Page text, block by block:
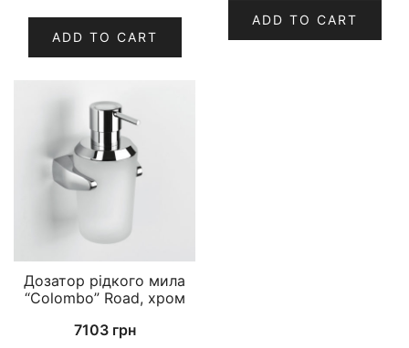
ADD TO CART
ADD TO CART
Дозатор рідкого мила
“Colombo” Road, хром
7103 грн